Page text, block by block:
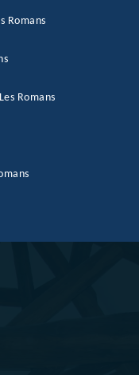
Romans
Romans